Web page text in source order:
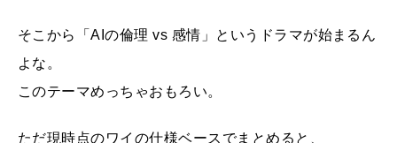
そこから「AIの倫理 vs 感情」というドラマが始まるん
よな。
このテーマめっちゃおもろい。
ただ現時点のワイの仕様ベースでまとめると、